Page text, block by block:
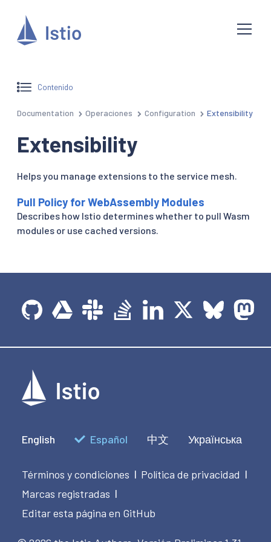
Contenido
Documentation Operaciones Configuration Extensibility
Extensibility
Helps you manage extensions to the service mesh.
Pull Policy for WebAssembly Modules
Describes how Istio determines whether to pull Wasm
modules or use cached versions.
English Español 中文 Українська
Términos y condiciones | Política de privacidad |
Marcas registradas |
Editar esta página en GitHub